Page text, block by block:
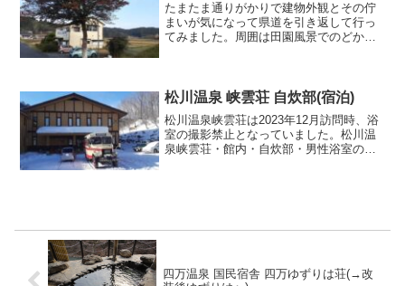
たまたま通りがかりで建物外観とその佇
まいが気になって県道を引き返して行っ
てみました。周囲は田園風景でのどかな
りと整理整頓された脱衣所...
松川温泉 峡雲荘 自炊部(宿泊)
松川温泉峡雲荘は2023年12月訪問時、浴
室の撮影禁止となっていました。松川温
泉峡雲荘・館内・自炊部・男性浴室の感
四万温泉 国民宿舎 四万ゆずりは荘(→改